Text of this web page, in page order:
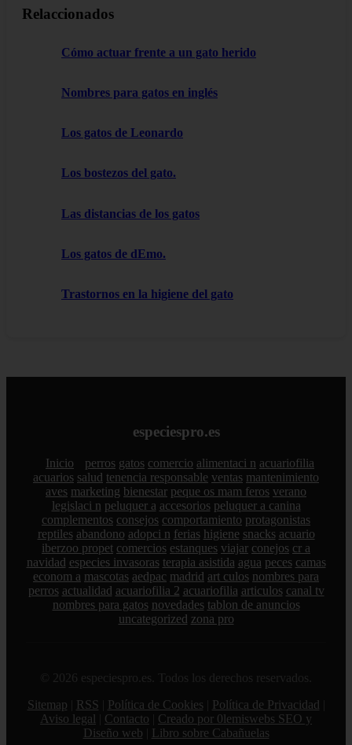
Relaccionados
Cómo actuar frente a un gato herido
Nombres para gatos en inglés
Los gatos de Leonardo
Los bostezos del gato.
Las distancias de los gatos
Los gatos de dEmo.
Trastornos en la higiene del gato
especiespro.es
Inicio perros gatos comercio alimentaci n acuariofilia
acuarios salud tenencia responsable ventas mantenimiento
aves marketing bienestar peque os mam feros verano
legislaci n peluquer a accesorios peluquer a canina
complementos consejos comportamiento protagonistas
reptiles abandono adopci n ferias higiene snacks acuario
iberzoo propet comercios estanques viajar conejos cr a
navidad especies invasoras terapia asistida agua peces camas
econom a mascotas aedpac madrid art culos nombres para
perros actualidad acuariofilia 2 acuariofilia articulos canal tv
nombres para gatos novedades tablon de anuncios
uncategorized zona pro
© 2026 especiespro.es. Todos los derechos reservados.
Sitemap
RSS Política de Cookies Política de Privacidad
Aviso legal
Contacto
Creado por 0lemiswebs SEO y
Diseño web
Libro sobre Cabañuelas